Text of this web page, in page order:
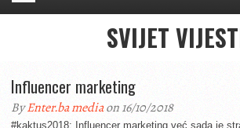
SVIJET
Influencer marketing
ByEnter.ba mediaon 16/10/2018
#kaktus2018: Influencer marketing već sada je